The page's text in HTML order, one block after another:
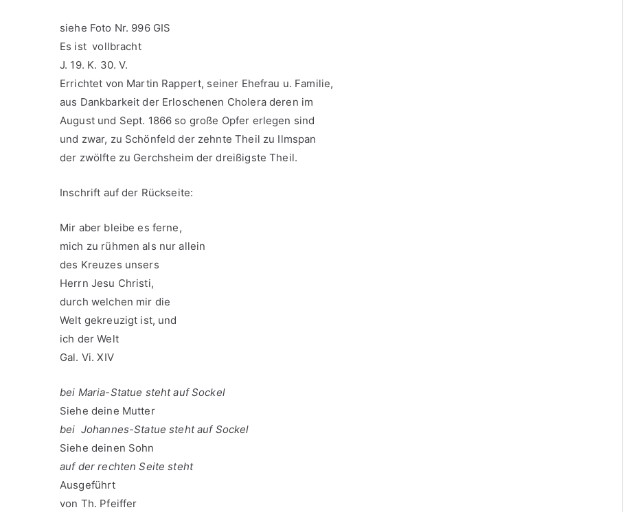
siehe Foto Nr. 996 GIS
Es ist vollbracht
J. 19. K. 30. V.
Errichtet von Martin Rappert, seiner Ehefrau u. Familie,
aus Dankbarkeit der Erloschenen Cholera deren im
August und Sept. 1866 so große Opfer erlegen sind
und zwar, zu Schönfeld der zehnte Theil zu Ilmspan
der zwölfte zu Gerchsheim der dreißigste Theil.
Inschrift auf der Rückseite:
Mir aber bleibe es ferne,
mich zu rühmen als nur allein
des Kreuzes unsers
Herrn Jesu Christi,
durch welchen mir die
Welt gekreuzigt ist, und
ich der Welt
Gal. Vi. XIV
bei Maria-Statue steht auf Sockel
Siehe deine Mutter
bei Johannes-Statue steht auf Sockel
Siehe deinen Sohn
auf der rechten Seite steht
Ausgeführt
von Th. Pfeiffer